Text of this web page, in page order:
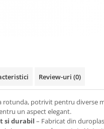
Review-uri (0)
rotunda, potrivit pentru diverse
un aspect elegant.
si durabil – Fabricat din